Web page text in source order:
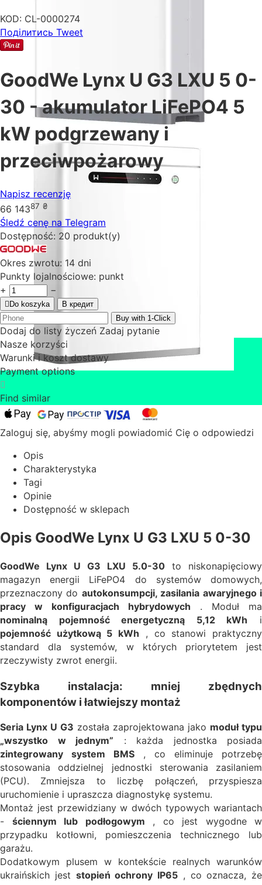
KOD: CL-0000274
Поділитись Tweet
GoodWe Lynx U G3 LXU 5 0-
30 - akumulator LiFePO4 5
kW podgrzewany i
przeciwpożarowy
Napisz recenzję
66 14387 ₴
Śledź cenę na Telegram
Dostępność: 20 produkt(y)
Okres zwrotu: 14 dni
Punkty lojalnościowe: punkt
+
−
Do koszyka
В кредит
Buy with 1-Click
Dodaj do listy życzeń Zadaj pytanie
Nasze korzyści
Warunki i koszt dostawy
Payment options
Find similar
Zaloguj się, abyśmy mogli powiadomić Cię o odpowiedzi
Opis
Charakterystyka
Tagi
Opinie
Dostępność w sklepach
Opis GoodWe Lynx U G3 LXU 5 0-30
GoodWe Lynx U G3 LXU 5.0-30 to niskonapięciowy
magazyn energii LiFePO4 do systemów domowych,
przeznaczony do autokonsumpcji, zasilania awaryjnego i
pracy w konfiguracjach hybrydowych . Moduł ma
nominalną pojemność energetyczną 5,12 kWh i
pojemność użytkową 5 kWh , co stanowi praktyczny
standard dla systemów, w których priorytetem jest
rzeczywisty zwrot energii.
Szybka instalacja: mniej zbędnych
komponentów i łatwiejszy montaż
Seria Lynx U G3 została zaprojektowana jako moduł typu
„wszystko w jednym” : każda jednostka posiada
zintegrowany system BMS , co eliminuje potrzebę
stosowania oddzielnej jednostki sterowania zasilaniem
(PCU). Zmniejsza to liczbę połączeń, przyspiesza
uruchomienie i upraszcza diagnostykę systemu.
Montaż jest przewidziany w dwóch typowych wariantach
- ściennym lub podłogowym , co jest wygodne w
przypadku kotłowni, pomieszczenia technicznego lub
garażu.
Dodatkowym plusem w kontekście realnych warunków
ukraińskich jest stopień ochrony IP65 , co oznacza, że